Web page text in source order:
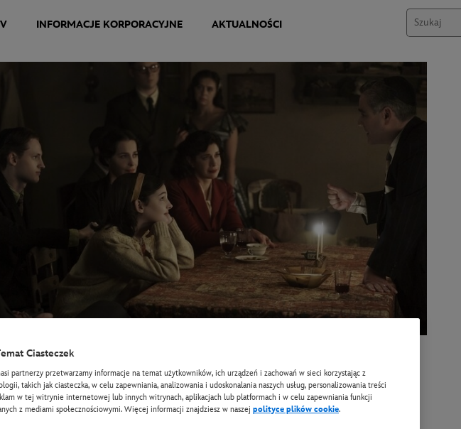
INFORMACJE KORPORACYJNE AKTUALNOŚCI
Disney+
Ciasteczek
partnerzy przetwarzamy informacje na temat użytkowników, ich urządzeń i zachowań w sieci korzystając z
takich jak ciasteczka, w celu zapewniania, analizowania i udoskonalania naszych usług, personalizowania treści
w tej witrynie internetowej lub innych witrynach, aplikacjach lub platformach i w celu zapewniania funkcji
z mediami społecznościowymi. Więcej informacji znajdziesz w naszej polityce plików cookie.